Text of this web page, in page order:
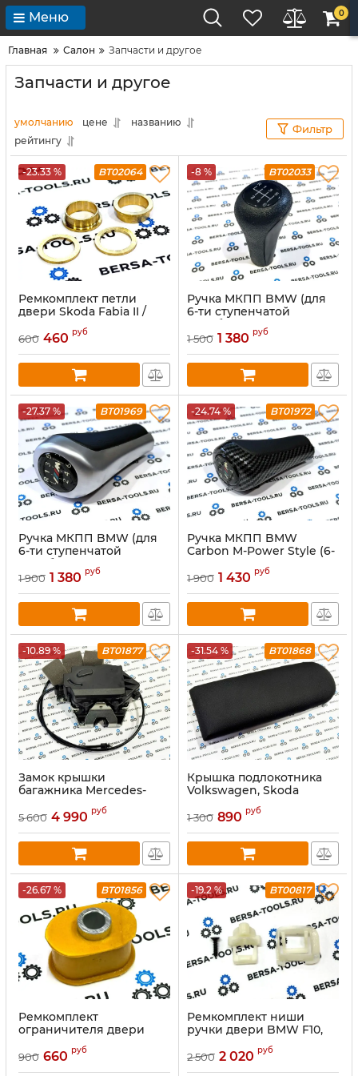
Меню 0
Главная Салон Запчасти и другое
Запчасти и другое
умолчанию цене
названию
рейтингу
Фильтр
-23.33 % BT02064
Ремкомплект петли
двери Skoda Fabia II /
Roomster (на 1 петлю)
600 460 руб
-8 % BT02033
Ручка МКПП BMW (для
6-ти ступенчатой
коробки передач)
1 500 1 380 руб
-27.37 % BT01969
Ручка МКПП BMW (для
6-ти ступенчатой
коробки передач), цвет:
Хром
1 900 1 380 руб
-24.74 % BT01972
Ручка МКПП BMW
Carbon M-Power Style (6-
ти ступенчатая)
1 900 1 430 руб
-10.89 % BT01877
Замок крышки
багажника Mercedes-
Benz W164 GL X164 W251
V251 (A1647400735)
5 600 4 990 руб
-31.54 % BT01868
Крышка подлокотника
Volkswagen, Skoda
1 300 890 руб
-26.67 % BT01856
Ремкомплект
ограничителя двери
BMW E65, E66
(51217112443)
900 660 руб
-19.2 % BT00817
Ремкомплект ниши
ручки двери BMW F10,
F11, F18 (51417286924)
правый
2 500 2 020 руб